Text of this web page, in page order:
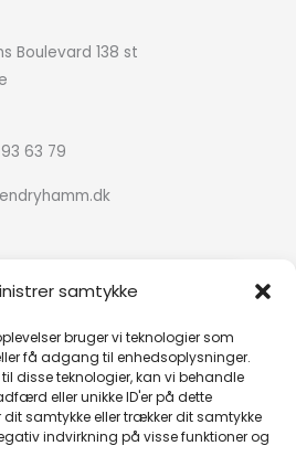
samtykke
bruger vi teknologier som
få adgang til enhedsoplysninger.
disse teknologier, kan vi behandle
eller unikke ID'er på dette
dit samtykke eller trækker dit samtykke
indvirkning på visse funktioner og
Boulevard 138 st
63 79
markedsføring
aktivere dette indhold